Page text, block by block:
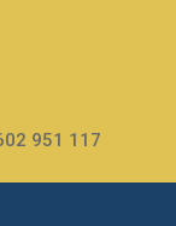
951 117